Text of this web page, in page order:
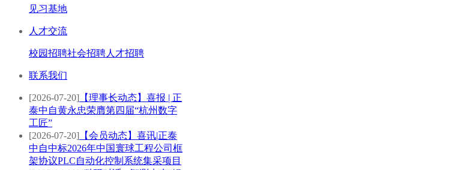
见习基地
人才交流
校园招聘社会招聘人才招聘
联系我们
[2026-07-20] 【理事长动态】喜报 | 正
泰中自黄永忠荣膺第四届“杭州数字
工匠”
[2026-07-20] 【会员动态】喜讯|正泰
中自中标2026年中国寰球工程公司框
架协议PLC自动化控制系统集采项目